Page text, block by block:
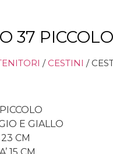
37 PICCOLO
/ CESTINI /
E GIALLO
CM